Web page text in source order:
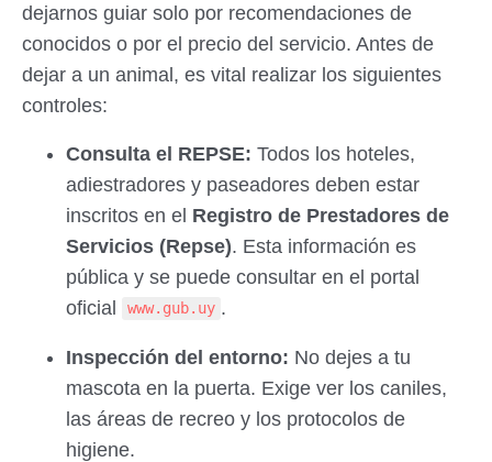
dejarnos guiar solo por recomendaciones de
conocidos o por el precio del servicio. Antes de
dejar a un animal, es vital realizar los siguientes
controles:
Consulta el REPSE: Todos los hoteles,
adiestradores y paseadores deben estar
inscritos en el Registro de Prestadores de
Servicios (Repse). Esta información es
pública y se puede consultar en el portal
oficial
www.gub.uy .
Inspección del entorno: No dejes a tu
mascota en la puerta. Exige ver los caniles,
las áreas de recreo y los protocolos de
higiene.